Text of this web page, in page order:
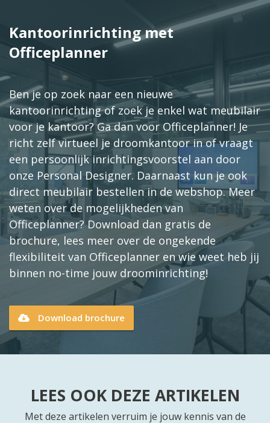
Kantoorinrichting met
Officeplanner
Ben je op zoek naar een nieuwe
kantoorinrichting of zoek je enkel wat meubilair
voor je kantoor? Ga dan voor Officeplanner! Je
richt zelf virtueel je droomkantoor in of vraagt
een persoonlijk inrichtingsvoorstel aan door
onze Personal Designer. Daarnaast kun je ook
direct meubilair bestellen in de webshop. Meer
weten over de mogelijkheden van
Officeplanner? Download dan gratis de
brochure, lees meer over de ongekende
flexibiliteit van Officeplanner en wie weet heb jij
binnen no-time jouw droominrichting!
Download brochure
LEES OOK DEZE ARTIKELEN
Met deze artikelen verruim je jouw kennis van de